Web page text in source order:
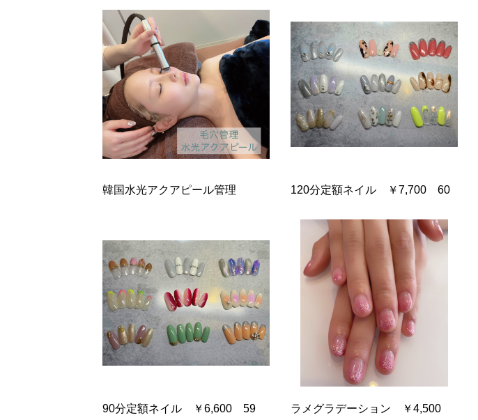
韓国水光アクアピール管理 120分定額ネイル ￥7,700 60
90分定額ネイル ￥6,600 59 ラメグラデーション ￥4,500